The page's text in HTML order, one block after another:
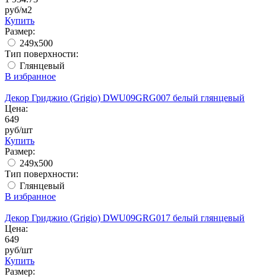
руб/м2
Купить
Размер:
249x500
Тип поверхности:
Глянцевый
В избранное
Декор Гриджио (Grigio) DWU09GRG007 белый глянцевый
Цена:
649
руб/шт
Купить
Размер:
249x500
Тип поверхности:
Глянцевый
В избранное
Декор Гриджио (Grigio) DWU09GRG017 белый глянцевый
Цена:
649
руб/шт
Купить
Размер: